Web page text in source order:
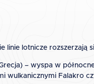
linie lotnicze rozszerzają
– wyspa w
wulkanicznymi Falakro